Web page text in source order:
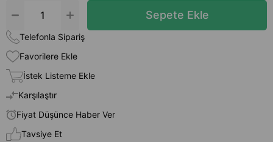
Telefonla Sipariş
Favorilere Ekle
İstek Listeme Ekle
Karşılaştır
Fiyat Düşünce Haber Ver
Tavsiye Et